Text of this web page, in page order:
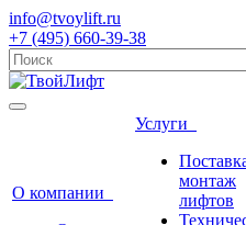
info@tvoylift.ru
+7 (495) 660-39-38
О компании
Услуги
монтаж
лифтов